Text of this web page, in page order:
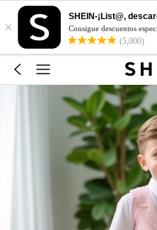
×
SHEIN-¡List@,
Consigue descuentos
(5,000)